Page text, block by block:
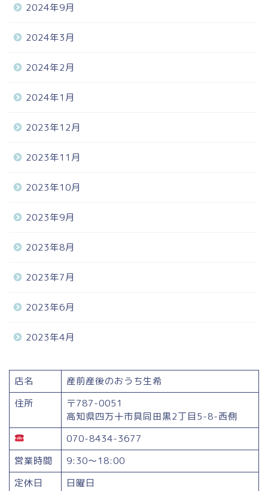
2024年9月
2024年3月
2024年2月
2024年1月
2023年12月
2023年11月
2023年10月
2023年9月
2023年8月
2023年7月
2023年6月
2023年4月
店名
産前産後のおうち生希
住所
〒787-0051
高知県四万十市具同田黒2丁目5-8-西側
070-8434-3677
営業時間
9:30～18:00
定休日
日曜日
はじめての方へ
施術メニュー